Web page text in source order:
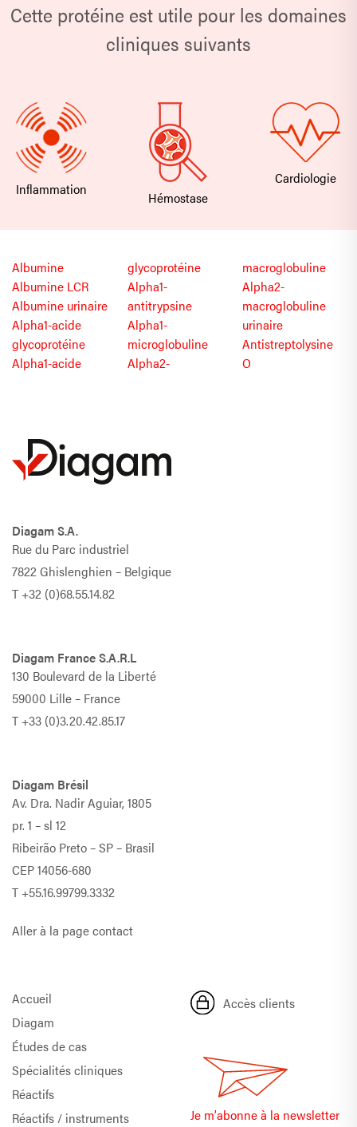
Cette protéine est utile pour les domaines
cliniques suivants
Inflammation Hémostase
Cardiologie
Albumine
Albumine LCR
Albumine urinaire
Alpha1-acide
glycoprotéine
Alpha1-acide
glycoprotéine
Alpha1-
antitrypsine
Alpha1-
microglobuline
Alpha2-
macroglobuline
Alpha2-
macroglobuline
urinaire
Antistreptolysine
O
Diagam S.A.
Rue du Parc industriel
7822 Ghislenghien – Belgique
T+32 (0)68.55.14.82
Diagam France S.A.R.L
130 Boulevard de la Liberté
59000 Lille – France
T+33 (0)3.20.42.85.17
Diagam Brésil
Av. Dra. Nadir Aguiar, 1805
pr. 1 – sl 12
Ribeirão Preto – SP – Brasil
CEP 14056-680
T+55.16.99799.3332
Aller à la page contact
Accueil
Diagam
Études de cas
Spécialités cliniques
Réactifs
Réactifs / instruments
Accès clients
Je m’abonne à la newsletter